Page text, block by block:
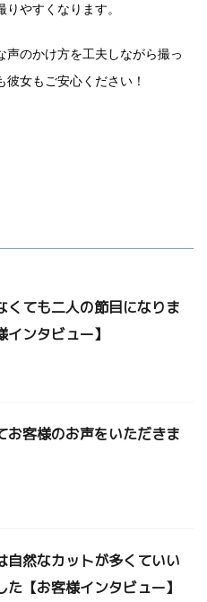
やすくなります。
声のかけ方を工夫しながら撮っ
女もご安心ください！
くても二人の節目になりま
インタビュー】
お客様のお声をいただきま
自然なカットが多くていい
た【お客様インタビュー】